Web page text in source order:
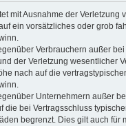
mit Ausnahme der
ein vorsätzliches oder grob
Verbrauchern außer
der Verletzung wesentlicher
nach auf die
Unternehmern außer
die bei Vertragsschluss
begrenzt. Dies gilt auch